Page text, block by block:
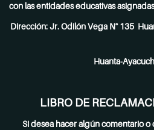
con las entidades educativas
Dirección: Jr. Odilón Vega N° 135
Huanta-
LIBRO DE
Si desea hacer algún comentario